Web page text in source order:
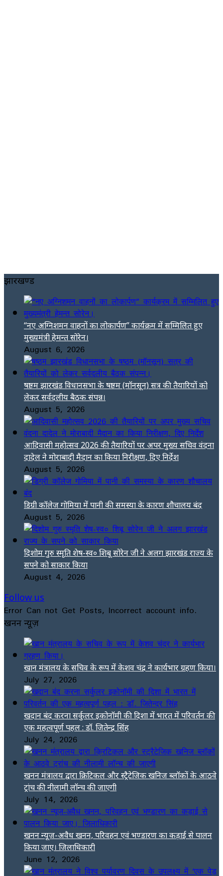
झारखण्ड
“नए अग्निशमन वाहनों का लोकार्पण” कार्यक्रम में सम्मिलित हुए
मुख्यमंत्री हेमन्त सोरेन।
August 6, 2026
षष्ठम झारखंड विधानसभा के षष्ठम (मॉनसून) सत्र की तैयारियों को
लेकर सर्वदलीय बैठक संपन्न।
August 5, 2026
आदिवासी महोत्सव 2026 की तैयारियों पर अपर मुख्य सचिव वंदना
दादेल ने मोराबादी मैदान का किया निरीक्षण, दिए निर्देश
August 5, 2026
डिग्री कॉलेज गोमिया में पानी की समस्या के कारण शौचालय बंद
August 5, 2026
दिशोम गुरु स्मृति शेष-स्व० शिबू सोरेन जी ने अलग झारखंड राज्य के
सपने को साकार किया
August 4, 2026
Follow us
Error Can not Get Posts, Incorrect account info.
खनन न्यूज़
खान मंत्रालय के सचिव के रूप में केशव चंद्र ने कार्यभार ग्रहण किया।
July 27, 2026
खदान बंद करना सर्कुलर इकोनॉमी की दिशा में भारत में परिवर्तन की
एक महत्वपूर्ण पहल : डॉ. जितेन्द्र सिंह
July 24, 2026
खनन मंत्रालय द्वारा क्रिटिकल और स्ट्रैटेजिक खनिज ब्लॉकों के आठवे
ट्रांच की नीलामी लॉन्च की जाएगी
July 14, 2026
खनन न्यूज-अवैध खनन, परिवहन एवं भण्डारण का कड़ाई से पालन
किया जाए। जिलाधिकारी
June 12, 2026